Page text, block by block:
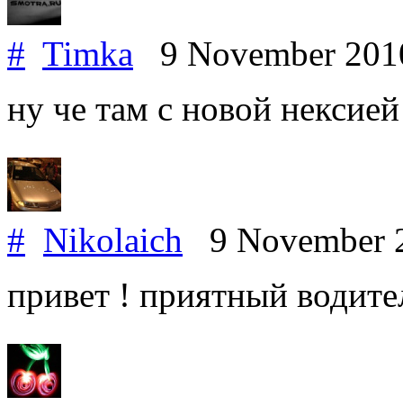
# Timka 9 November
ну че там с новой нексией
# Nikolaich 9 November
привет ! приятный